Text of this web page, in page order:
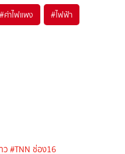
#ค่าไฟแพง #ไฟฟ้า
ว #TNN ช่อง16